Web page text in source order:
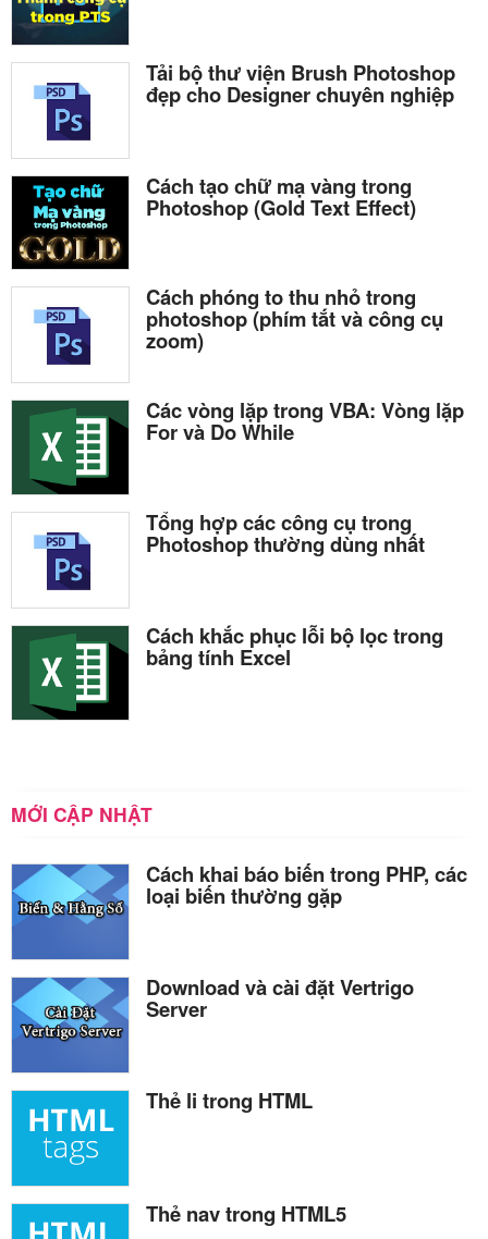
Tải bộ thư viện Brush Photoshop
đẹp cho Designer chuyên nghiệp
Cách tạo chữ mạ vàng trong
Photoshop (Gold Text Effect)
Cách phóng to thu nhỏ trong
photoshop (phím tắt và công cụ
zoom)
Các vòng lặp trong VBA: Vòng lặp
For và Do While
Tổng hợp các công cụ trong
Photoshop thường dùng nhất
Cách khắc phục lỗi bộ lọc trong
bảng tính Excel
MỚI CẬP NHẬT
Cách khai báo biến trong PHP, các
loại biến thường gặp
Download và cài đặt Vertrigo
Server
Thẻ li trong HTML
Thẻ nav trong HTML5